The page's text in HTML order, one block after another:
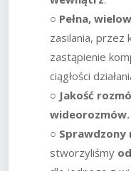
○ Pełna,
zasilania, przez
zastąpienie
ciągłości
○ Jakość
wideorozmów.
○
stworzyliśmy